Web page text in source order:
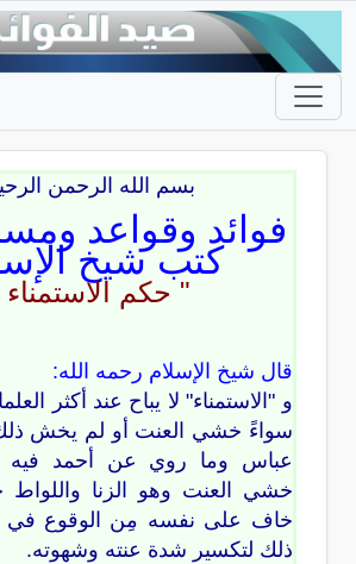
بسم الله الرحمن
فوائد وقواعد
كتب شيخ
" حكم
قال شيخ الإسلام رحمه الله:
و "الاستمناء" لا يباح عند أكثر
سواءً خشي العنت أو لم يخش ذلك
عباس وما روي عن أحمد فيه
خشي العنت وهو الزنا
خاف على نفسه مِن الوقوع في
ذلك لتكسير شدة عنته وشهوته.